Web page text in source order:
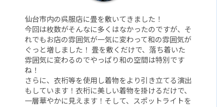
仙台市内の呉服店に畳を敷いてきました！
今回は枚数がそんなに多くはなかったのですが、そ
れでもお店の雰囲気が一気に変わって和の雰囲気が
ぐっと増しました！ 畳を敷くだけで、落ち着いた
雰囲気に変わるのでやっぱり和の空間は特別です
ね！
さらに、衣桁等を使用し着物をより引き立てる演出
もしています！衣桁に美しい着物を掛けるだけで、
一層華やかに見えます！そして、スポットライトを